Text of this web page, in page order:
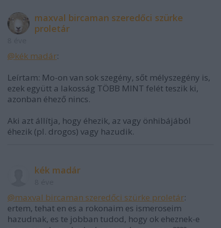
maxval bircaman szeredőci szürke
proletár
@kék madár:
Leírtam: Mo-on van sok szegény, sőt mélyszegény is,
ezek együtt a lakosság TÖBB MINT felét teszik ki,
azonban éhező nincs.
Aki azt állítja, hogy éhezik, az vagy önhibájából
éhezik (pl. drogos) vagy hazudik.
kék madár
@maxval bircaman szeredőci szürke proletár:
ertem, tehat en es a rokonaim es ismeroseim
hazudnak, es te jobban tudod, hogy ok eheznek-e